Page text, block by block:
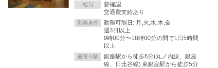
給与
要確認
交通費支給あり
勤務条件
勤務可能日: 月,火,水,木,金
週3日以上
9時00分〜18時00分の間で1日5時間
以上
最寄り駅
銀座駅から徒歩6分(丸ノ内線、銀座
線、日比谷線) 東銀座駅から徒歩5分